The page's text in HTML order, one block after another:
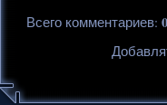
Всего комментариев: 0